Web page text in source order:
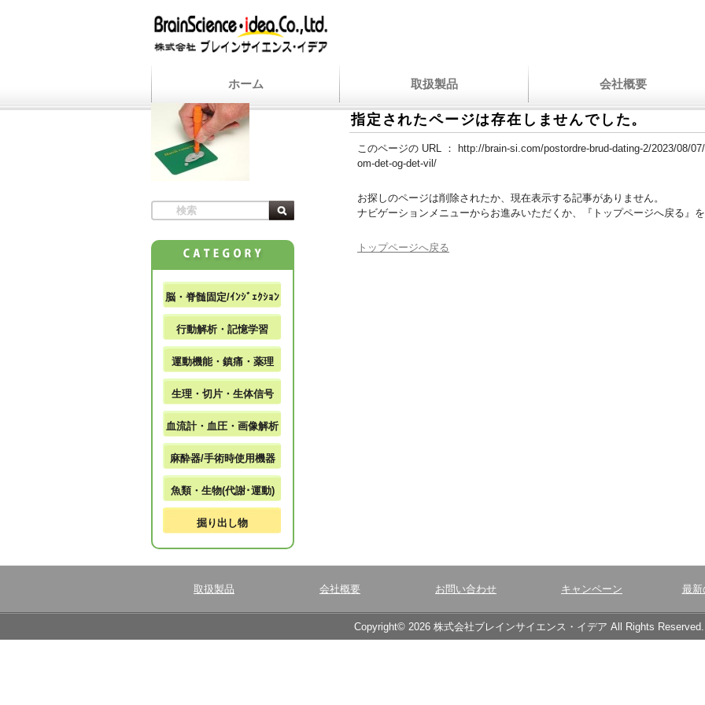
ホーム 取扱製品 会社概要
指定されたページは存在しませんでした。
このページの URL ：
http://brain-si.com/postordre-brud-dating-2/2023/08/
om-det-og-det-vil/
お探しのページは削除されたか、現在表示する記事がありません。
ナビゲーションメニューからお進みいただくか、『トップページへ戻る』を
トップページへ戻る
脳・脊髄固定/ｲﾝｼﾞｪｸｼｮﾝ
行動解析・記憶学習
運動機能・鎮痛・薬理
生理・切片・生体信号
血流計・血圧・画像解析
麻酔器/手術時使用機器
魚類・生物(代謝･運動)
掘り出し物
取扱製品 会社概要 お問い合わせ キャンペーン 最新
Copyright© 2026 株式会社ブレインサイエンス・イデア All Rights Reserved.